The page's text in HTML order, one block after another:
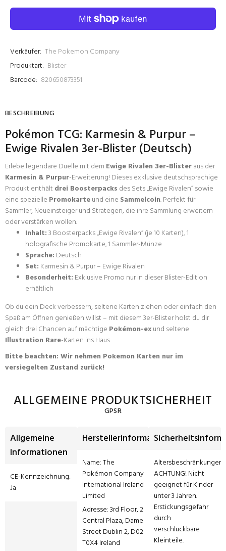
Verkäufer: The Pokemon Company
Produktart: Blister
Barcode: 820650873351
BESCHREIBUNG
Pokémon TCG: Karmesin & Purpur –
Ewige Rivalen 3er-Blister (Deutsch)
Erlebe legendäre Duelle mit dem Ewige Rivalen 3er-Blisteraus der
Karmesin & Purpur-Erweiterung! Dieses exklusive deutschsprachige
Produkt enthält drei Boosterpacks des Sets „Ewige Rivalen“ sowie
eine spezielle Promokarteund eine Sammelcoin. Perfekt für
Sammler, Neueinsteiger und Strategen, die ihre Sammlung erweitern
oder verstärken wollen.
Inhalt:3 Boosterpacks „Ewige Rivalen“ (je 10 Karten), 1
holografische Promokarte, 1 Sammler-Münze
Sprache: Deutsch
Set: Karmesin & Purpur – Ewige Rivalen
Besonderheit: Exklusive Promo nur in dieser Blister-Edition
erhältlich
Ob du dein Deck verbessern, seltene Karten ziehen oder einfach den
Spaß am Öffnen genießen willst – mit diesem 3er-Blister holst du dir
gleich drei Chancen auf mächtige Pokémon-exund seltene
Illustration Rare-Karten ins Haus.
Bitte beachten: Wir nehmen Pokemon Karten nur im
versiegelten Zustand zurück!
ALLGEMEINE PRODUKTSICHERHEIT
GPSR
Allgemeine
Informationen
CE-Kennzeichnung:
Ja
Herstellerinformationen
Name: The
Pokémon Company
International Ireland
Limited
Adresse: 3rd Floor, 2
Central Plaza, Dame
Street Dublin 2, D02
T0X4 Ireland
Altersbeschränkungen:
ACHTUNG! Nicht
geeignet für Kinder
unter 3 Jahren.
Erstickungsgefahr
durch
verschluckbare
Kleinteile.